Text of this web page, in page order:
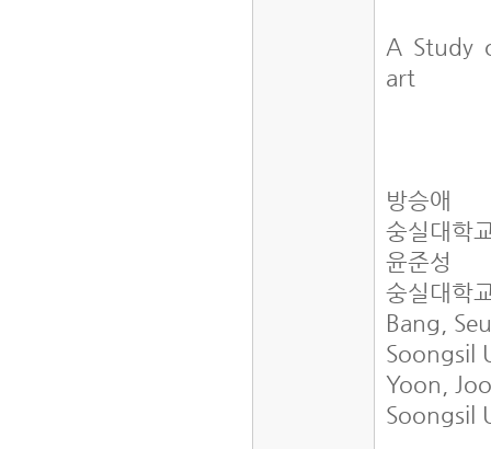
A Study
art
방승애
숭실대학
윤준성
숭실대학
Bang,
Soongsil
Yoon,
Soongsil